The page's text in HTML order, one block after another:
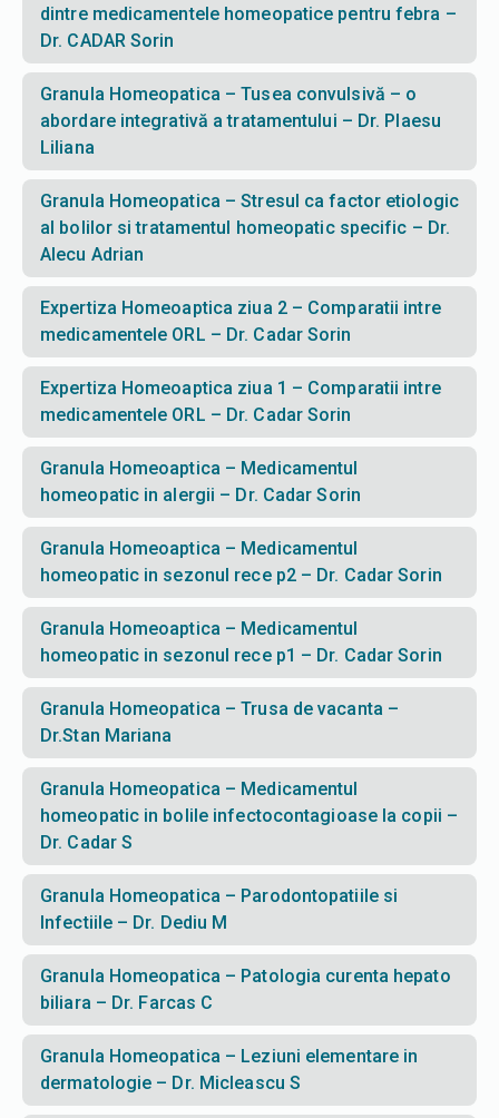
dintre medicamentele homeopatice pentru febra –
Dr. CADAR Sorin
Granula Homeopatica – Tusea convulsivă – o
abordare integrativă a tratamentului – Dr. Plaesu
Liliana
Granula Homeopatica – Stresul ca factor etiologic
al bolilor si tratamentul homeopatic specific – Dr.
Alecu Adrian
Expertiza Homeoaptica ziua 2 – Comparatii intre
medicamentele ORL – Dr. Cadar Sorin
Expertiza Homeoaptica ziua 1 – Comparatii intre
medicamentele ORL – Dr. Cadar Sorin
Granula Homeoaptica – Medicamentul
homeopatic in alergii – Dr. Cadar Sorin
Granula Homeoaptica – Medicamentul
homeopatic in sezonul rece p2 – Dr. Cadar Sorin
Granula Homeoaptica – Medicamentul
homeopatic in sezonul rece p1 – Dr. Cadar Sorin
Granula Homeopatica – Trusa de vacanta –
Dr.Stan Mariana
Granula Homeopatica – Medicamentul
homeopatic in bolile infectocontagioase la copii –
Dr. Cadar S
Granula Homeopatica – Parodontopatiile si
Infectiile – Dr. Dediu M
Granula Homeopatica – Patologia curenta hepato
biliara – Dr. Farcas C
Granula Homeopatica – Leziuni elementare in
dermatologie – Dr. Micleascu S